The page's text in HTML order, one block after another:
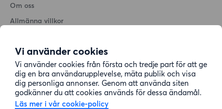
Vi använder cookies
Vi använder cookies från första och tredje part för att ge
dig en bra användarupplevelse, mäta publik och visa
dig personliga annonser. Genom att använda siten
godkänner du att cookies används för dessa ändamål.
Läs mer i vår cookie-policy
Om oss
Allmänna villkor
Cookiepolicy
Sitemap
Kundtjänst